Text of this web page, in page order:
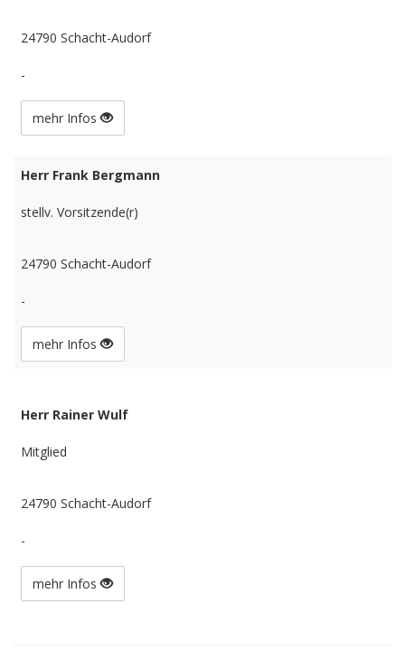
24790 Schacht-Audorf
-
mehr Infos
Herr Frank Bergmann
stellv. Vorsitzende(r)
24790 Schacht-Audorf
-
mehr Infos
Herr Rainer Wulf
Mitglied
24790 Schacht-Audorf
-
mehr Infos